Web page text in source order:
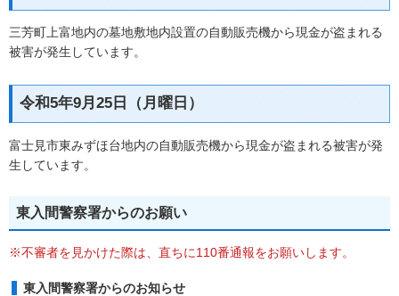
三芳町上富地内の墓地敷地内設置の自動販売機から現金が盗まれる
被害が発生しています。
令和5年9月25日（月曜日）
富士見市東みずほ台地内の自動販売機から現金が盗まれる被害が発
生しています。
東入間警察署からのお願い
※不審者を見かけた際は、直ちに110番通報をお願いします。
東入間警察署からのお知らせ